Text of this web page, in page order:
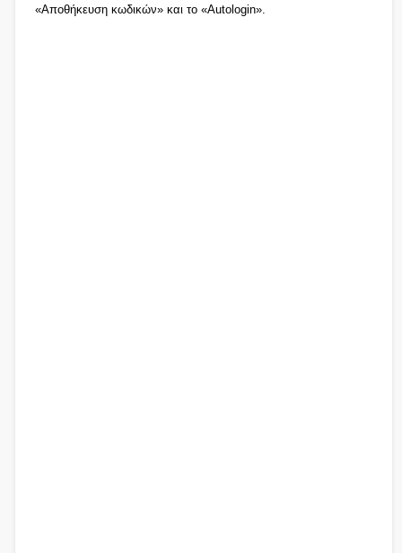
«Αποθήκευση κωδικών» και το «Autologin».